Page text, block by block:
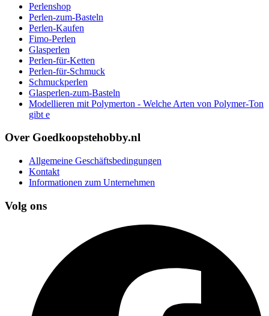
Perlenshop
Perlen-zum-Basteln
Perlen-Kaufen
Fimo-Perlen
Glasperlen
Perlen-für-Ketten
Perlen-für-Schmuck
Schmuckperlen
Glasperlen-zum-Basteln
Modellieren mit Polymerton - Welche Arten von Polymer-Ton
gibt e
Over Goedkoopstehobby.nl
Allgemeine Geschäftsbedingungen
Kontakt
Informationen zum Unternehmen
Volg ons